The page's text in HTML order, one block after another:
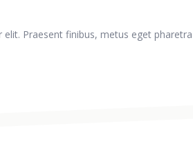
Praesent finibus, metus eget